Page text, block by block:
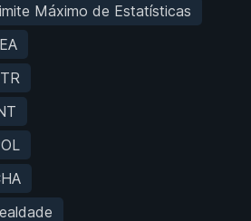
Máximo de Estatísticas